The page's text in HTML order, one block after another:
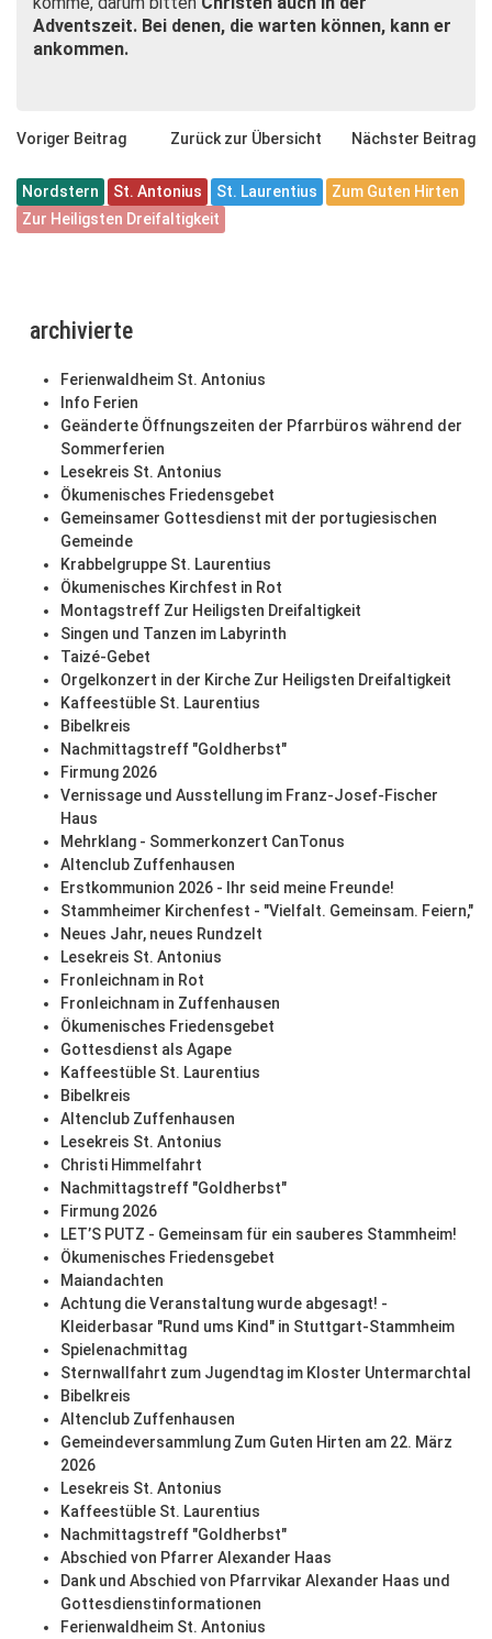
Adventszeit. Bei denen, die warten können, kann er
ankommen.
Voriger Beitrag Zurück zur Übersicht Nächster Beitrag
Nordstern St. Antonius St. Laurentius
Zum Guten Hirten
Zur Heiligsten Dreifaltigkeit
archivierte
Ferienwaldheim St. Antonius
Info Ferien
Geänderte Öffnungszeiten der Pfarrbüros während der
Sommerferien
Lesekreis St. Antonius
Ökumenisches Friedensgebet
Gemeinsamer Gottesdienst mit der portugiesischen
Gemeinde
Krabbelgruppe St. Laurentius
Ökumenisches Kirchfest in Rot
Montagstreff Zur Heiligsten Dreifaltigkeit
Singen und Tanzen im Labyrinth
Taizé-Gebet
Orgelkonzert in der Kirche Zur Heiligsten Dreifaltigkeit
Kaffeestüble St. Laurentius
Bibelkreis
Nachmittagstreff "Goldherbst"
Firmung 2026
Vernissage und Ausstellung im Franz-Josef-Fischer
Haus
Mehrklang - Sommerkonzert CanTonus
Altenclub Zuffenhausen
Erstkommunion 2026 - Ihr seid meine Freunde!
Stammheimer Kirchenfest - "Vielfalt. Gemeinsam. Feiern,"
Neues Jahr, neues Rundzelt
Lesekreis St. Antonius
Fronleichnam in Rot
Fronleichnam in Zuffenhausen
Ökumenisches Friedensgebet
Gottesdienst als Agape
Kaffeestüble St. Laurentius
Bibelkreis
Altenclub Zuffenhausen
Lesekreis St. Antonius
Christi Himmelfahrt
Nachmittagstreff "Goldherbst"
Firmung 2026
LET’S PUTZ - Gemeinsam für ein sauberes Stammheim!
Ökumenisches Friedensgebet
Maiandachten
Achtung die Veranstaltung wurde abgesagt! -
Kleiderbasar "Rund ums Kind" in Stuttgart-Stammheim
Spielenachmittag
Sternwallfahrt zum Jugendtag im Kloster Untermarchtal
Bibelkreis
Altenclub Zuffenhausen
Gemeindeversammlung Zum Guten Hirten am 22. März
2026
Lesekreis St. Antonius
Kaffeestüble St. Laurentius
Nachmittagstreff "Goldherbst"
Abschied von Pfarrer Alexander Haas
Dank und Abschied von Pfarrvikar Alexander Haas und
Gottesdienstinformationen
Ferienwaldheim St. Antonius